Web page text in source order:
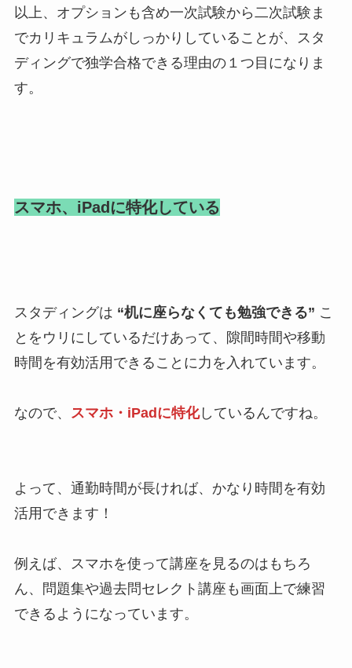
以上、オプションも含め一次試験から二次試験ま
でカリキュラムがしっかりしていることが、スタ
ディングで独学合格できる理由の１つ目になりま
す。
スマホ、iPadに特化している
スタディングは “机に座らなくても勉強できる” こ
とをウリにしているだけあって、隙間時間や移動
時間を有効活用できることに力を入れています。
なので、 スマホ・iPadに特化しているんですね。
よって、通勤時間が長ければ、かなり時間を有効
活用できます！
例えば、スマホを使って講座を見るのはもちろ
ん、問題集や過去問セレクト講座も画面上で練習
できるようになっています。